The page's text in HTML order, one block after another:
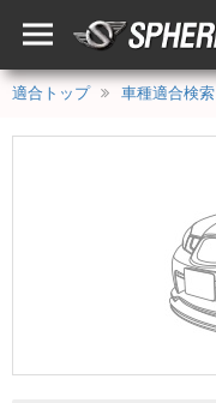
適合トップ 車種適合検索